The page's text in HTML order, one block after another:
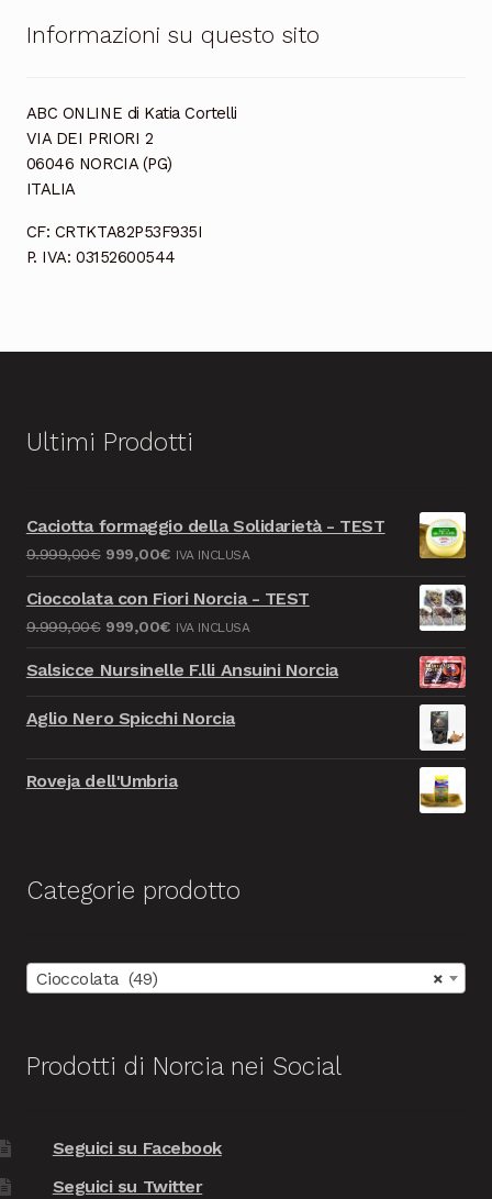
Informazioni su questo sito
ABC ONLINE di Katia Cortelli
VIA DEI PRIORI 2
06046 NORCIA (PG)
ITALIA
CF: CRTKTA82P53F935I
P. IVA: 03152600544
Ultimi Prodotti
Caciotta formaggio della Solidarietà - TEST
9.999,00€ Il
originale
era:
9.999,00€.
999,00€Il
attuale
è:
999,00€.
IVA INCLUSA
Cioccolata con Fiori Norcia - TEST
9.999,00€ Il
originale
9.999,00€.
999,00€Il
attuale
IVA INCLUSA
Salsicce Nursinelle F.lli Ansuini Norcia
Aglio Nero Spicchi Norcia
Roveja dell'Umbria
Categorie prodotto
×
Cioccolata (49)
Prodotti di Norcia nei Social
Seguici su Facebook
Seguici su Twitter